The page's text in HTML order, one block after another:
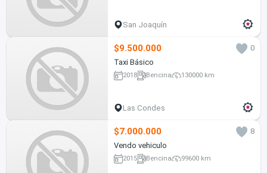
San Joaquín
$9.500.000
0
Taxi Básico
2018 Bencina 130000 km
Las Condes
$7.000.000
8
Vendo vehiculo
2015 Bencina 99600 km